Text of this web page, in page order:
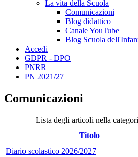
La vita della Scuola
Comunicazioni
Blog didattico
Canale YouTube
Blog Scuola
Accedi
GDPR - DPO
PNRR
PN 2021/27
Comunicazioni
Lista degli articoli nella
Titolo
Diario scolastico 2026/2027